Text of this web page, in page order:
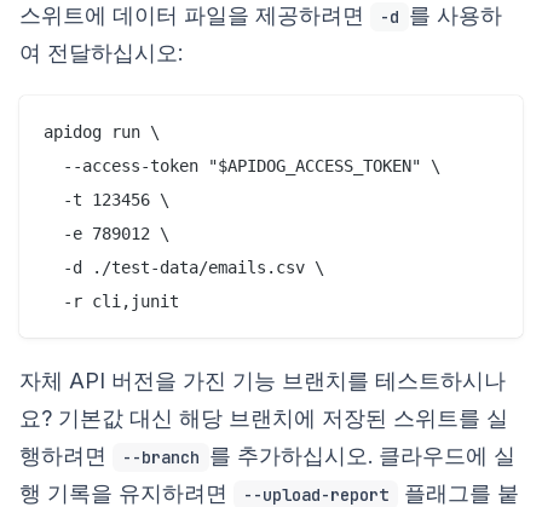
스위트에 데이터 파일을 제공하려면 -d 를 사용하
여 전달하십시오:
apidog run \
  --access-token "$APIDOG_ACCESS_TOKEN" \
  -t 123456 \
  -e 789012 \
  -d ./test-data/emails.csv \
자체 API 버전을 가진 기능 브랜치를 테스트하시나
요? 기본값 대신 해당 브랜치에 저장된 스위트를 실
행하려면
--branch 를 추가하십시오. 클라우드에 실
행 기록을 유지하려면
--upload-report
플래그를 붙